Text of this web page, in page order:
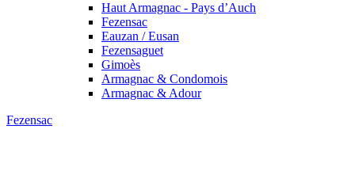
Haut Armagnac - Pays d’Auch
Fezensac
Eauzan / Eusan
Fezensaguet
Gimoès
Armagnac & Condomois
Armagnac & Adour
Fezensac